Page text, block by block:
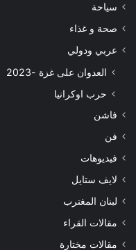
سياحة
صحة و غذاء
عربي ودولي
العدوان على غزة -2023
حرب اوكرانيا
فاشن
فن
فيديوهات
لايف ستايل
لبنان المغترب
مقالات القراء
مقالات مختارة